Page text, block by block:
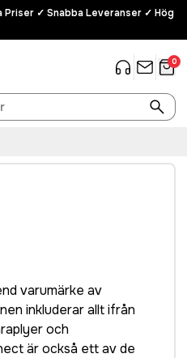
✓ Snabba Leveranser ✓ Hög
0
varumärke av
inkluderar allt ifrån
och
är också ett av de